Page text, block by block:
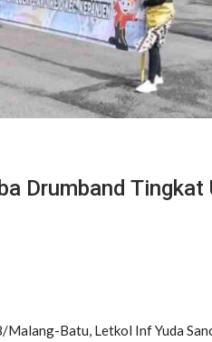
Drumband Tingkat
Malang-Batu, Letkol Inf Yuda